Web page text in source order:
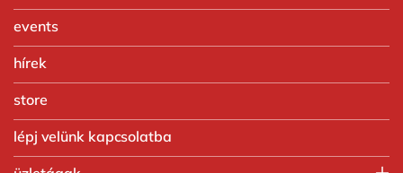
events
hírek
store
lépj velünk kapcsolatba